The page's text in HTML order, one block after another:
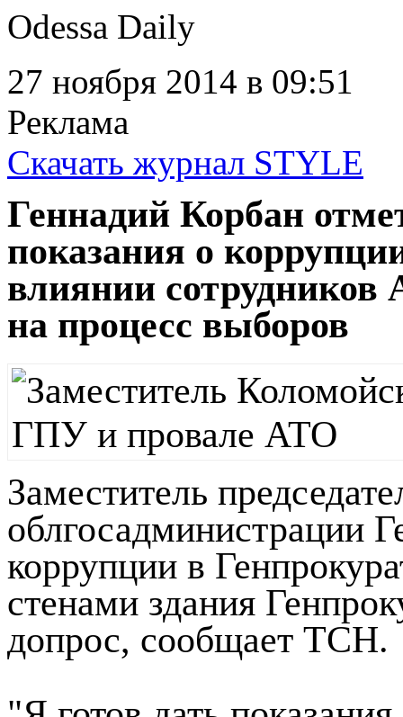
Odessa Daily
27 ноября 2014 в 09:51
Реклама
Скачать журнал STYLE
Геннадий Корбан
показания о
влиянии сотрудников
на процесс выборов
Заместитель
облгосадминистрации
коррупции в
стенами здания
допрос, сообщает ТСН.